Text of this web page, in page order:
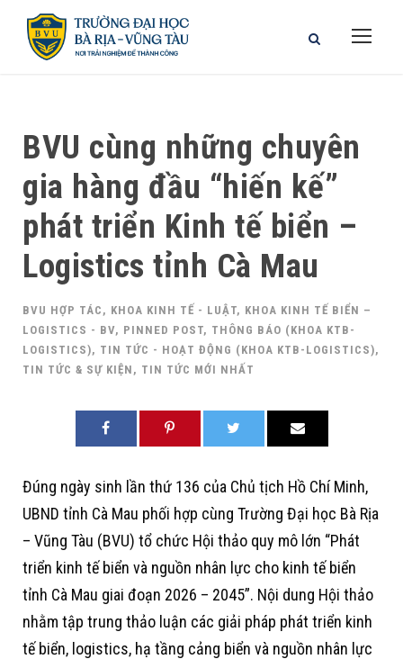
BVU cùng những chuyên
gia hàng đầu “hiến kế”
phát triển Kinh tế biển –
Logistics tỉnh Cà Mau
BVU HỢP TÁC , KHOA KINH TẾ - LUẬT, KHOA KINH TẾ BIỂN –
LOGISTICS - BV, PINNED POST, THÔNG BÁO (KHOA KTB-
LOGISTICS), TIN TỨC - HOẠT ĐỘNG (KHOA KTB-LOGISTICS),
TIN TỨC & SỰ KIỆN , TIN TỨC MỚI NHẤT
Đúng ngày sinh lần thứ 136 của Chủ tịch Hồ Chí Minh,
UBND tỉnh Cà Mau phối hợp cùng Trường Đại học Bà Rịa
– Vũng Tàu (BVU) tổ chức Hội thảo quy mô lớn “Phát
triển kinh tế biển và nguồn nhân lực cho kinh tế biển
tỉnh Cà Mau giai đoạn 2026 – 2045”. Nội dung Hội thảo
nhằm tập trung thảo luận các giải pháp phát triển kinh
tế biển, logistics, hạ tầng cảng biển và nguồn nhân lực